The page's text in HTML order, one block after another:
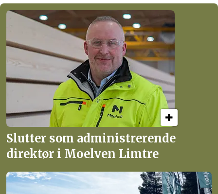
Slutter som administrerende
direktør i Moelven Limtre